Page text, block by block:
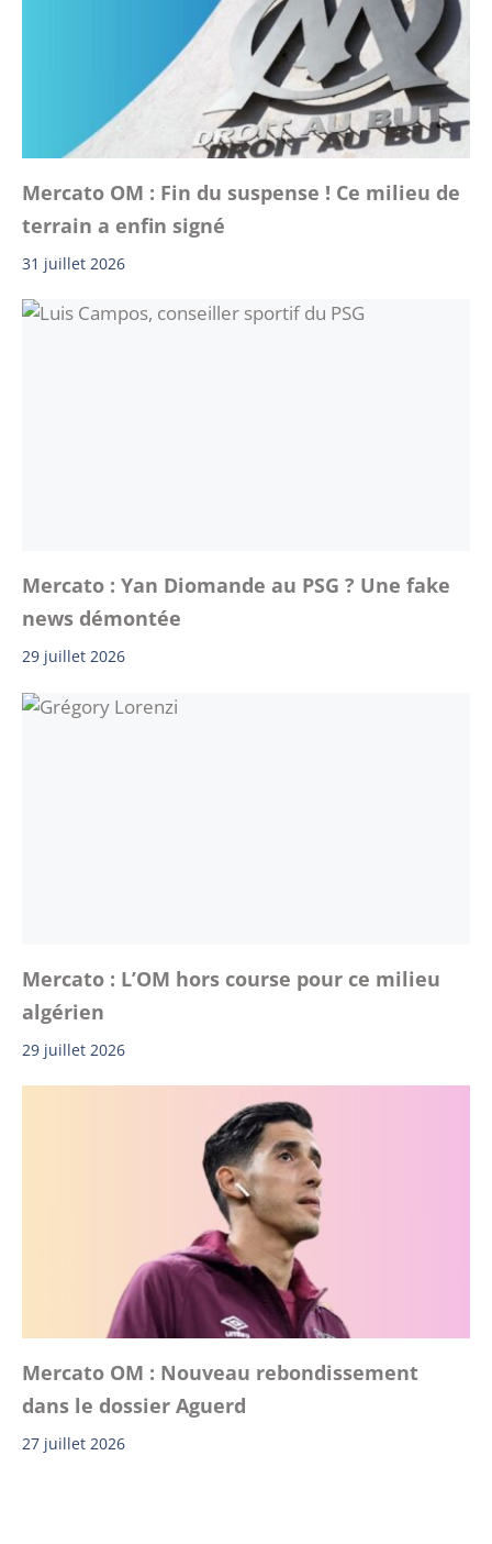
Mercato OM : Fin du suspense ! Ce milieu de
terrain a enfin signé
31 juillet 2026
Mercato : Yan Diomande au PSG ? Une fake
news démontée
29 juillet 2026
Mercato : L’OM hors course pour ce milieu
algérien
29 juillet 2026
Mercato OM : Nouveau rebondissement
dans le dossier Aguerd
27 juillet 2026